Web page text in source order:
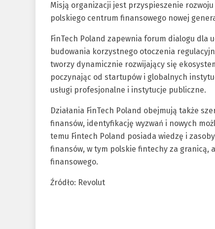
Misją organizacji jest przyspieszenie
polskiego centrum finansowego nowej
FinTech Poland zapewnia forum dialogu dla
budowania korzystnego otoczenia
tworzy dynamicznie rozwijający się
poczynając od startupów i globalnych
usługi profesjonalne i instytucje publiczne.
Działania FinTech Poland obejmują także
finansów, identyfikację wyzwań i nowych
temu Fintech Poland posiada wiedzę i
finansów, w tym polskie fintechy za granicą,
finansowego.
Źródło: Revolut